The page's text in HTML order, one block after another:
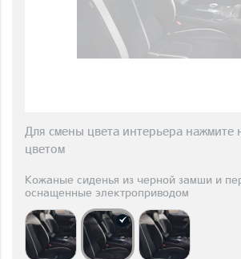
Для смены цвета интерьера нажмите
цветом
Кожаные сиденья из черной замши и
оснащенные электроприводом